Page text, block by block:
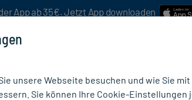
App ab 35€. Jetzt App downloaden
unsere Webseite besuchen und wie Sie mit
Sie können Ihre Cookie-Einstellungen